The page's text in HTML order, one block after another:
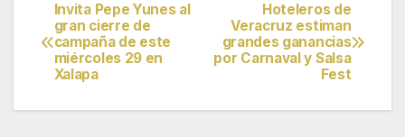
Navegación
de
entradas
Hoteleros de
Veracruz estiman
grandes ganancias
por Carnaval y Salsa
Fest
Invita Pepe Yunes al
gran cierre de
campaña de este
miércoles 29 en
Xalapa